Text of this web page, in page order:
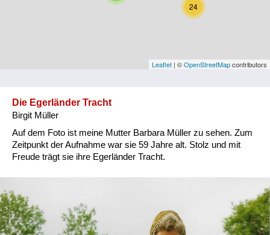
Vorarlberg
Besatzungsmächte
Heimkehrer
24
Leaflet | ©OpenStreetMapcontributors
Die Egerländer Tracht
Birgit Müller
Auf dem Foto ist meine Mutter Barbara Müller zu sehen. Zum
Zeitpunkt der Aufnahme war sie 59 Jahre alt. Stolz und mit
Freude trägt sie ihre Egerländer Tracht.